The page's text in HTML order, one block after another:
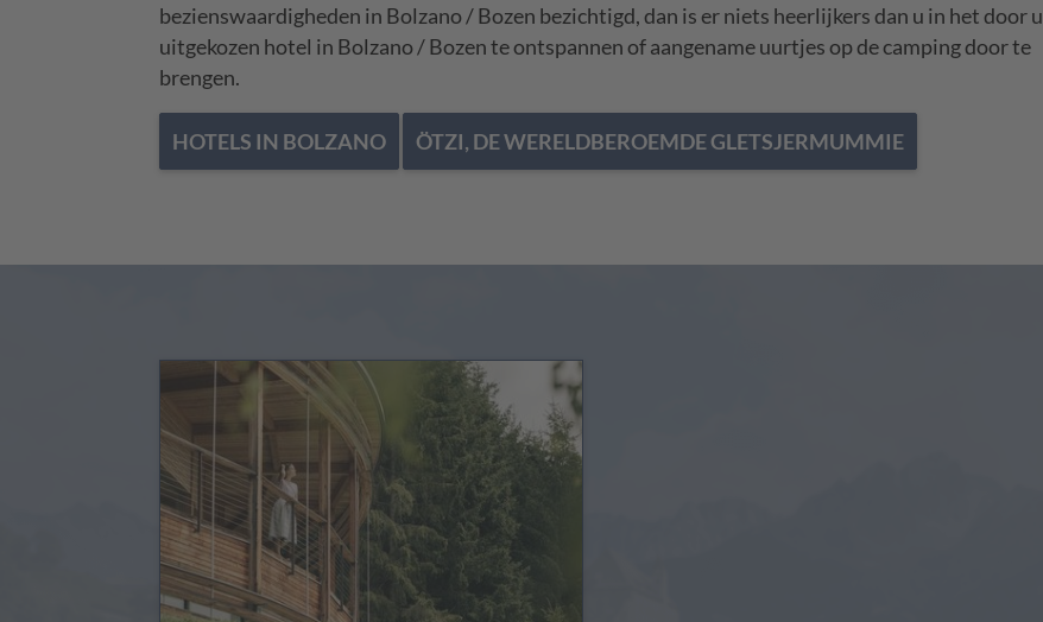
bezienswaardigheden in Bolzano / Bozen bezichtigd, dan is er niets heerlijkers dan u in het door u
uitgekozen hotel in Bolzano / Bozen te ontspannen of aangename uurtjes op de camping door te
brengen.
HOTELS IN BOLZANO ÖTZI, DE WERELDBEROEMDE GLETSJERMUMMIE